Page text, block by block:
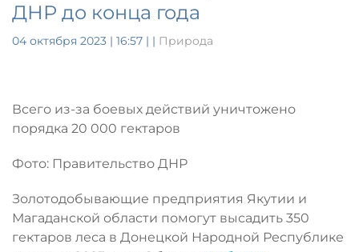
ДНР до конца года
04 октября 2023 | 16:57 | | Природа
Всего из-за боевых действий уничтожено
порядка 20 000 гектаров
Фото: Правительство ДНР
Золотодобывающие предприятия Якутии и
Магаданской области помогут высадить 350
гектаров леса в Донецкой Народной Республике